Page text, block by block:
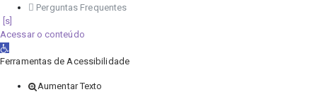
Perguntas Frequentes
Acessar o conteúdo
Abrir a barra de ferramentas
Ferramentas de Acessibilidade
Aumentar Texto